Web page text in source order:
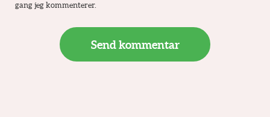
gang jeg kommenterer.